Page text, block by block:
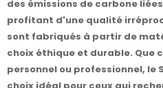
des émissions de carbone
profitant d'une qualité
sont fabriqués à partir de
choix éthique et durable. Que
personnel ou professionnel, le
choix idéal pour ceux qui